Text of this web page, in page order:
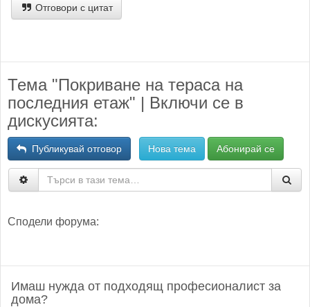
Отговори с цитат
Тема "Покриване на тераса на
последния етаж" | Включи се в
дискусията:
Публикувай отговор Нова тема Абонирай се
Сподели форума:
Имаш нужда от подходящ професионалист за
дома?